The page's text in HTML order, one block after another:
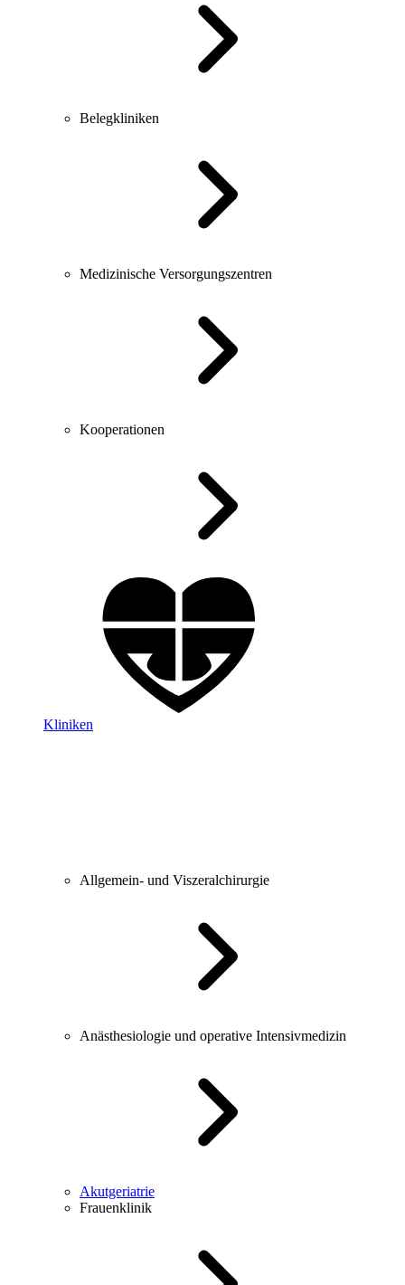
Belegkliniken
Medizinische Versorgungszentren
Kooperationen
Kliniken
Allgemein- und Viszeralchirurgie
Anästhesiologie und operative Intensivmedizin
Akutgeriatrie
Frauenklinik